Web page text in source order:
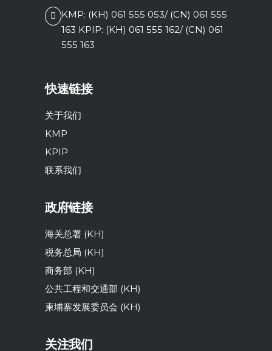
KMP: (KH) 061 555 053/ (CN) 061 555
163 KPIP: (KH) 061 555 162/ (CN) 061
555 163
快速链接
关于我们
KMP
KPIP
联系我们
政府链接
海关总署 (KH)
税务总局 (KH)
商务部 (KH)
公共工程和交通部 (KH)
柬埔寨发展委员会 (KH)
关注我们